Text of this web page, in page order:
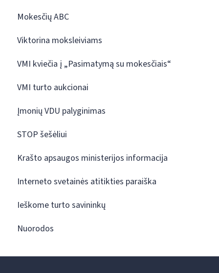
Mokesčių ABC
Viktorina moksleiviams
VMI kviečia į „Pasimatymą su mokesčiais“
VMI turto aukcionai
Įmonių VDU palyginimas
STOP šešėliui
Krašto apsaugos ministerijos informacija
Interneto svetainės atitikties paraiška
Ieškome turto savininkų
Nuorodos